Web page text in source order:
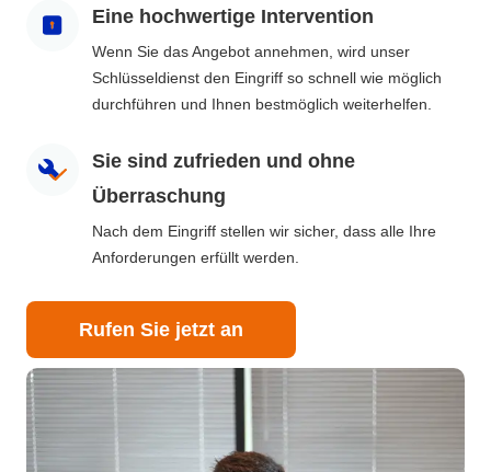
Eine hochwertige Intervention
Wenn Sie das Angebot annehmen, wird unser
Schlüsseldienst den Eingriff so schnell wie möglich
durchführen und Ihnen bestmöglich weiterhelfen.
Sie sind zufrieden und ohne
Überraschung
Nach dem Eingriff stellen wir sicher, dass alle Ihre
Anforderungen erfüllt werden.
Rufen Sie jetzt an